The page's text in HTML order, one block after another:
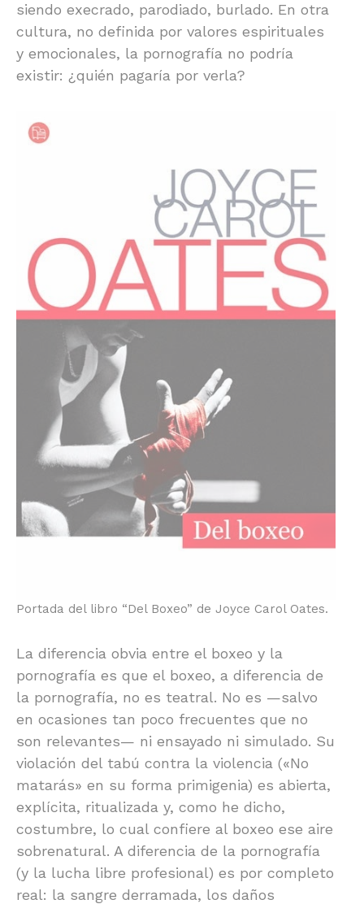
siendo execrado, parodiado, burlado. En otra
cultura, no definida por valores espirituales
y emocionales, la pornografía no podría
existir: ¿quién pagaría por verla?
Portada del libro “Del Boxeo” de Joyce Carol Oates.
La diferencia obvia entre el boxeo y la
pornografía es que el boxeo, a diferencia de
la pornografía, no es teatral. No es —salvo
en ocasiones tan poco frecuentes que no
son relevantes— ni ensayado ni simulado. Su
violación del tabú contra la violencia («No
matarás» en su forma primigenia) es abierta,
explícita, ritualizada y, como he dicho,
costumbre, lo cual confiere al boxeo ese aire
sobrenatural. A diferencia de la pornografía
(y la lucha libre profesional) es por completo
real: la sangre derramada, los daños